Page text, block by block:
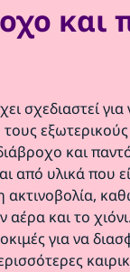
και
σχεδιαστεί για
και
από υλικά που
ακτινοβολία,
αέρα και το
για να